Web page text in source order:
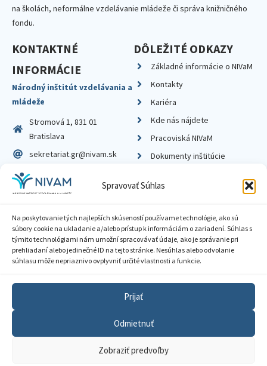
Spravovať Súhlas
Na poskytovanie tých najlepších skúseností používame technológie, ako sú
súbory cookie na ukladanie a/alebo prístup k informáciám o zariadení. Súhlas s
týmito technológiami nám umožní spracovávať údaje, ako je správanie pri
prehliadaní alebo jedinečné ID na tejto stránke. Nesúhlas alebo odvolanie
súhlasu môže nepriaznivo ovplyvniť určité vlastnosti a funkcie.
Prijať
Odmietnuť
Zobraziť predvoľby
na školách, neformálne vzdelávanie mládeže či správa knižničného
fondu.
KONTAKTNÉ
INFORMÁCIE
Národný inštitút vzdelávania a
mládeže
Stromová 1, 831 01
Bratislava
sekretariat.gr@nivam.sk
IČO: 00164348
DIČ: 2020798714
DÔLEŽITÉ ODKAZY
Základné informácie o NIVaM
Kontakty
Kariéra
Kde nás nájdete
Pracoviská NIVaM
Dokumenty inštitúcie
Zásady ochrany súkromia
Sprístupnenie informácií
GDPR